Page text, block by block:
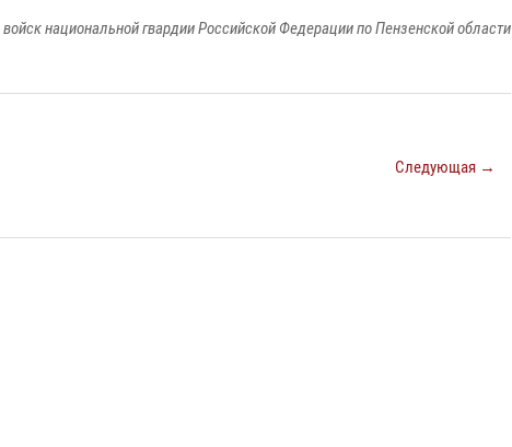
национальной гвардии Российской Федерации по Пензенской области
Следующая →